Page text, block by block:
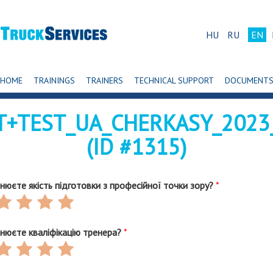
HU RU EN I
HOME TRAININGS TRAINERS TECHNICAL SUPPORT DOCUMENTS
(ID #1315)
якість підготовки з професійної точки зору? *
Rate
4
of
6
Rate
5
of
6
Rate
6
of
6
кваліфікацію тренера? *
Rate
4
Rate
5
Rate
6